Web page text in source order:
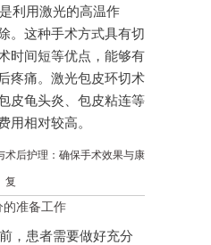
利用激光的高温作
。这种手术方式具有切
时间短等优点，能够有
疼痛。激光包皮环切术
皮龟头炎、包皮粘连等
用相对较高。
术后护理：确保手术效果与康
复
的准备工作
，患者需要做好充分